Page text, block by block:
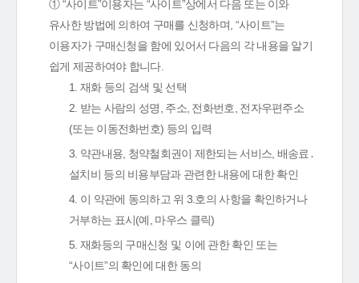
① “사이트”이용자는 “사이트”상에서 다음 또는 이와
유사한 방법에 의하여 구매를 신청하며, “사이트”는
이용자가 구매신청을 함에 있어서 다음의 각 내용을 알기
쉽게 제공하여야 합니다.
1. 재화 등의 검색 및 선택
2. 받는 사람의 성명, 주소, 전화번호, 전자우편주소
(또는 이동전화번호) 등의 입력
3. 약관내용, 청약철회권이 제한되는 서비스, 배송료․
설치비 등의 비용부담과 관련한 내용에 대한 확인
4. 이 약관에 동의하고 위 3.호의 사항을 확인하거나
거부하는 표시(예, 마우스 클릭)
5. 재화등의 구매신청 및 이에 관한 확인 또는
“사이트”의 확인에 대한 동의